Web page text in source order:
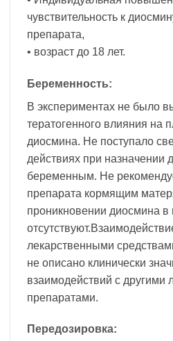
чувствительность к
препарата,
• возраст до 18 лет.
Беременность:
В экспериментах не было
тератогенного влияния на
диосмина. Не поступало
действиях при назначении
беременным. Не
препарата кормящим
проникновении диосмина в
лекарственными
не описано клинически
взаимодействий с другими
препаратами.
Передозировка: